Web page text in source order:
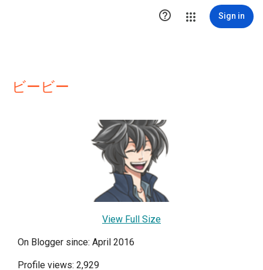
 Sign in
ビービー
View Full Size
On Blogger since: April 2016
Profile views: 2,929